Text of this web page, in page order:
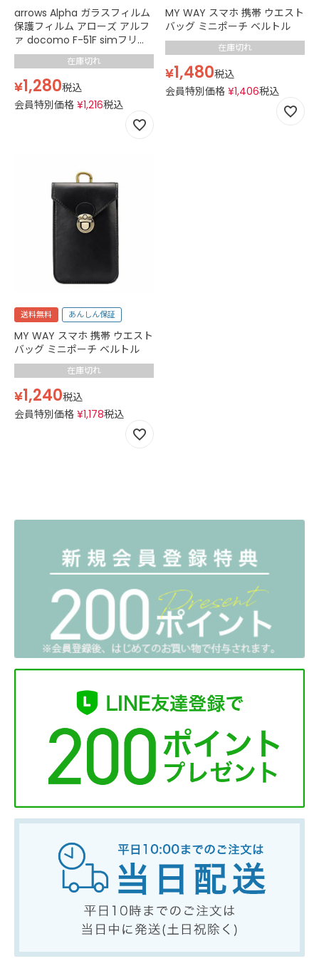
arrows Alpha ガラスフィルム
保護フィルム アローズ アルフ
ァ docomo F-51F simフリー
M08 フィルム 2.5D スマホフ
ィルム カバー 強化ガラス 透明
クリア
在庫切れ
¥1,280税込
会員特別価格 ¥1,216税込
MY WAY スマホ 携帯 ウエスト
バッグ ミニポーチ ベルトル
在庫切れ
¥1,480税込
会員特別価格 ¥1,406税込
送料無料 あんしん保証
MY WAY スマホ 携帯 ウエスト
バッグ ミニポーチ ベルトル
在庫切れ
¥1,240税込
会員特別価格 ¥1,178税込